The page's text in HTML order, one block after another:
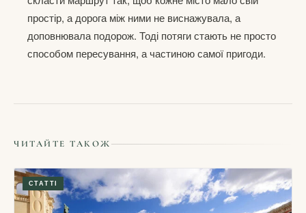
простір, а дорога між ними не виснажувала, а
доповнювала подорож. Тоді потяги стають не просто
способом пересування, а частиною самої пригоди.
ЧИТАЙТЕ ТАКОЖ
СТАТТІ